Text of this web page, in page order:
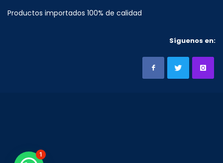
Productos importados 100% de calidad
Síguenos en:
1